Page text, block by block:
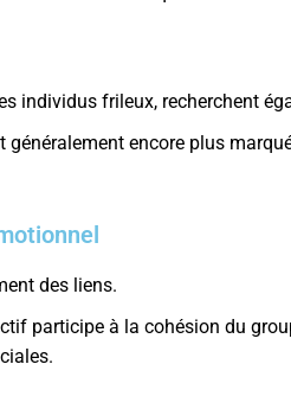
individus frileux, recherchent
encore plus
des liens.
participe à la cohésion du